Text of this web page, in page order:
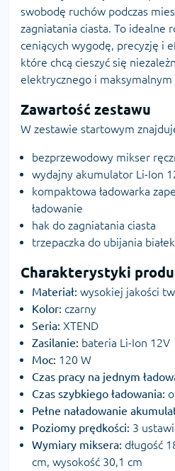
swobodę ruchów podczas
zagniatania ciasta. To idealne
ceniących wygodę, precyzję i
które chcą cieszyć się
elektrycznego i
Zawartość zestawu
W zestawie startowym
bezprzewodowy mikser
wydajny akumulator Li-Ion
kompaktowa ładowarka
ładowanie
hak do zagniatania ciasta
trzepaczka do ubijania
Charakterystyki
Materiał: wysokiej jakości
Kolor: czarny
Seria: XTEND
Zasilanie: bateria Li-Ion 12V
Moc: 120 W
Czas pracy na jednym
Czas szybkiego ładowania:
Pełne naładowanie
Poziomy prędkości: 3
Wymiary miksera: długość
cm, wysokość 30,1 cm